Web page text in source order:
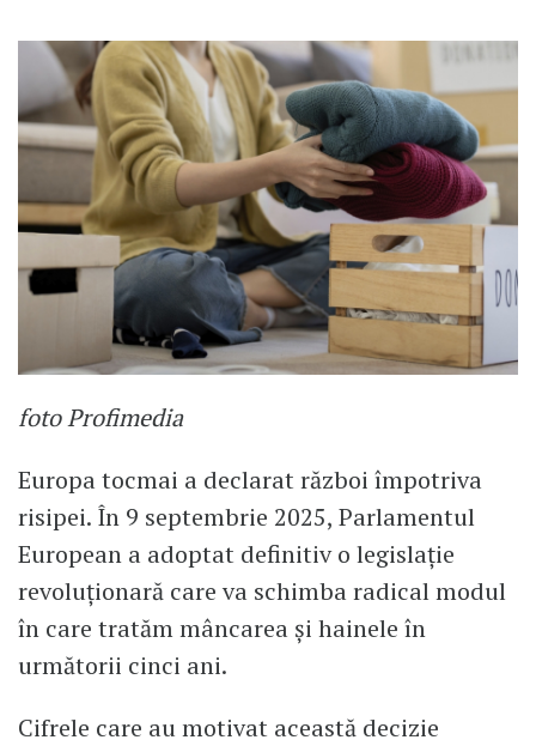
foto Profimedia
Europa tocmai a declarat război împotriva
risipei. În 9 septembrie 2025, Parlamentul
European a adoptat definitiv o legislație
revoluționară care va schimba radical modul
în care tratăm mâncarea și hainele în
următorii cinci ani.
Cifrele care au motivat această decizie